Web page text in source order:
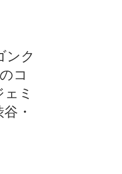
ンク
コ
ミ
・